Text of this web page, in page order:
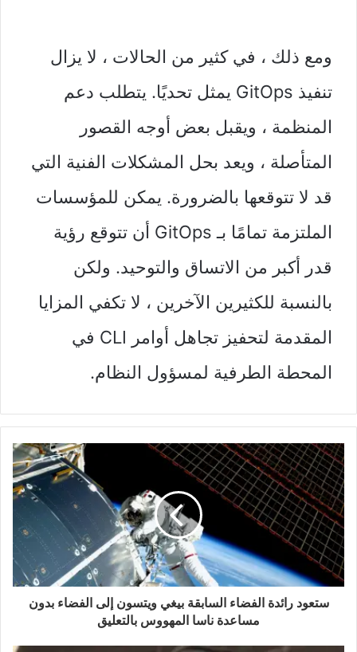
ومع ذلك ، في كثير من الحالات ، لا يزال
تنفيذ GitOps يمثل تحديًا. يتطلب دعم
المنظمة ، ويقبل بعض أوجه القصور
المتأصلة ، ويعد بحل المشكلات الفنية التي
قد لا تتوقعها بالضرورة. يمكن للمؤسسات
الملتزمة تمامًا بـ GitOps أن تتوقع رؤية
قدر أكبر من الاتساق والتوحيد. ولكن
بالنسبة للكثيرين الآخرين ، لا تكفي المزايا
المقدمة لتحفيز تجاهل أوامر CLI في
المحطة الطرفية لمسؤول النظام.
ستعود رائدة الفضاء السابقة بيغي ويتسون إلى الفضاء بدون
مساعدة ناسا المهووس بالتعليق